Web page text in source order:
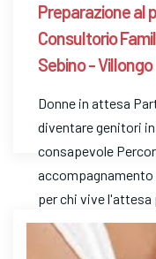
Preparazione al
Consultorio
Sebino - Villongo
Donne in attesa
diventare genitori
consapevole
per chi vive l'attesa
volt…